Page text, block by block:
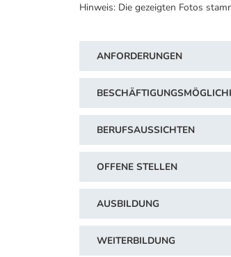
Hinweis: Die gezeigten Fotos
ANFORDERUNGEN
BERUFSAUSSICHTEN
OFFENE STELLEN
AUSBILDUNG
WEITERBILDUNG